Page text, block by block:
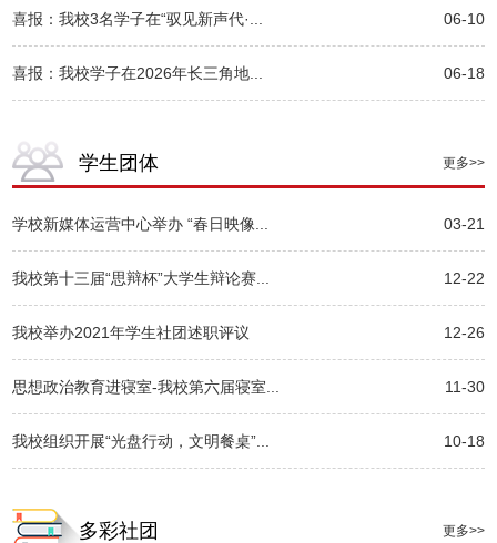
06-10
喜报：我校3名学子在“驭见新声代·...
06-18
喜报：我校学子在2026年长三角地...
学生团体 更多>>
03-21
学校新媒体运营中心举办 “春日映像...
12-22
我校第十三届“思辩杯”大学生辩论赛...
12-26
我校举办2021年学生社团述职评议
11-30
思想政治教育进寝室-我校第六届寝室...
10-18
我校组织开展“光盘行动，文明餐桌”...
多彩社团 更多>>